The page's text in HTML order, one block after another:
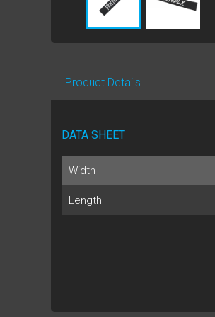
Product Details
DATA SHEET
Width
Length